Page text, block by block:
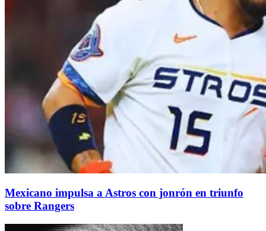
Mexicano impulsa a Astros con jonrón en triunfo
sobre Rangers